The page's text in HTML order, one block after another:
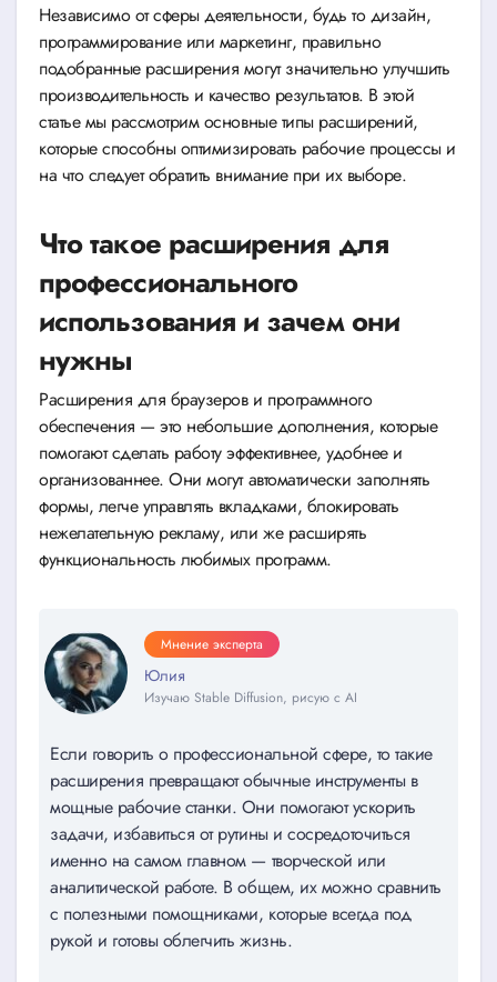
Независимо от сферы деятельности, будь то дизайн,
программирование или маркетинг, правильно
подобранные расширения могут значительно улучшить
производительность и качество результатов. В этой
статье мы рассмотрим основные типы расширений,
которые способны оптимизировать рабочие процессы и
на что следует обратить внимание при их выборе.
Что такое расширения для
профессионального
использования и зачем они
нужны
Расширения для браузеров и программного
обеспечения — это небольшие дополнения, которые
помогают сделать работу эффективнее, удобнее и
организованнее. Они могут автоматически заполнять
формы, легче управлять вкладками, блокировать
нежелательную рекламу, или же расширять
функциональность любимых программ.
Мнение эксперта
Юлия
Изучаю Stable Diffusion, рисую с AI
Если говорить о профессиональной сфере, то такие
расширения превращают обычные инструменты в
мощные рабочие станки. Они помогают ускорить
задачи, избавиться от рутины и сосредоточиться
именно на самом главном — творческой или
аналитической работе. В общем, их можно сравнить
с полезными помощниками, которые всегда под
рукой и готовы облегчить жизнь.